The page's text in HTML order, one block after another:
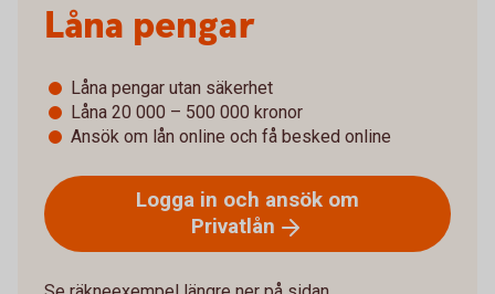
Låna pengar
Låna pengar utan säkerhet
Låna 20 000 – 500 000 kronor
Ansök om lån online och få besked online
Logga in och ansök om
Privatlån